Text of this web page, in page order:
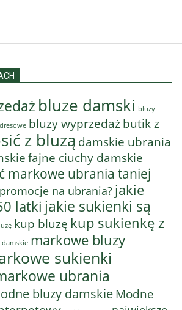
bluze damski bluzy
bluzy wyprzedaż butik z
z bluzą damskie ubrania
fajne ciuchy damskie
markowe ubrania taniej
na ubrania? jakie
latki jakie sukienki są
kup bluzę kup sukienkę z
markowe bluzy
sukienki
ubrania
bluzy damskie Modne